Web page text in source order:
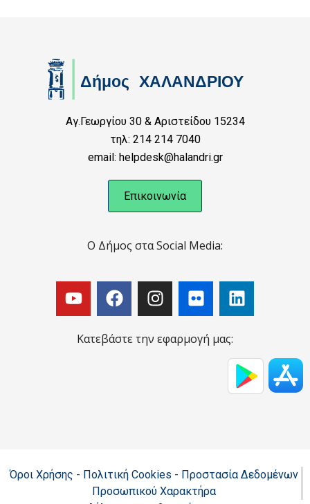
Αγ.Γεωργίου 30 & Αριστείδου 15234
τηλ: 214 214 7040
email: helpdesk@halandri.gr
Επικοινωνία
Ο Δήμος στα Social Media:
Κατεβάστε την εφαρμογή μας:
Όροι Χρήσης - Πολιτική Cookies - Προστασία Δεδομένων
Προσωπικού Χαρακτήρα